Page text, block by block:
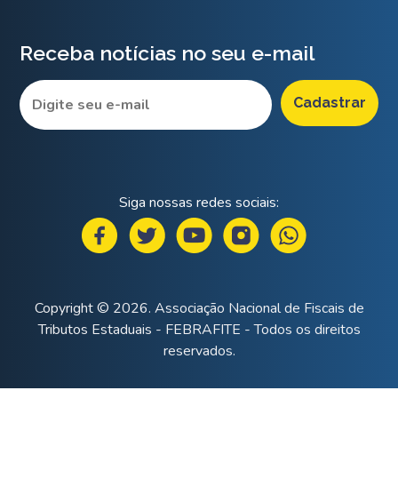
Receba notícias no seu e-mail
Siga nossas redes sociais:
Copyright © 2026. Associação Nacional de Fiscais de
Tributos Estaduais - FEBRAFITE - Todos os direitos
reservados.